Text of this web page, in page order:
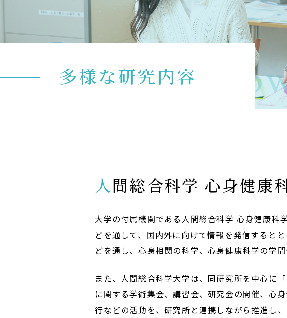
School Life
入学案内
入試イベント
通信制
資料請求・
よくある質
サイトポリ
サイトマッ
UHASウォ
多様な研究内容
人間総合科学 心身健康
大学の付属機関である人間総合科学 心身健康科
どを通して、国内外に向けて情報を発信すると
どを通し、心身相関の科学、心身健康科学の学
また、人間総合科学大学は、同研究所を中心に
に関する学術集会、講習会、研究会の開催、心
行などの活動を、研究所と連携しながら推進し